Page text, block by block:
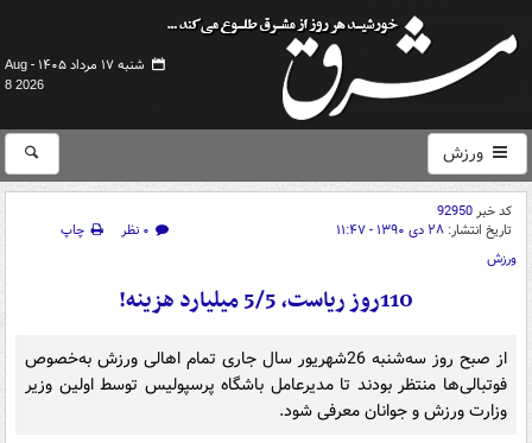
شنبه ۱۷ مرداد ۱۴۰۵ -
Aug
8 2026
ورزش
کد خبر92950
تاریخ انتشار: ۲۸ دی ۱۳۹۰ - ۱۱:۴۷ ۰ نظر
چاپ
ورزش
110روز ریاست، 5/5 میلیارد هزینه!
از صبح روز سه‌شنبه 26شهریور سال جاری تمام اهالی ورزش به‌خصوص
فوتبالی‌ها منتظر بودند تا مدیرعامل باشگاه پرسپولیس توسط اولین وزیر
وزارت ورزش و جوانان معرفی شود.